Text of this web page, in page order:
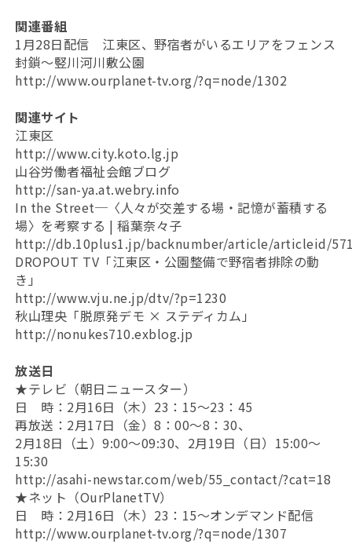
関連番組
1月28日配信 江東区、野宿者がいるエリアをフェンス
封鎖～竪川河川敷公園
http://www.ourplanet-tv.org/?q=node/1302
関連サイト
江東区
http://www.city.koto.lg.jp
山谷労働者福祉会館ブログ
http://san-ya.at.webry.info
In the Street─〈人々が交差する場・記憶が蓄積する
場〉を考察する | 稲葉奈々子
http://db.10plus1.jp/backnumber/article/articleid/
DROPOUT TV「江東区・公園整備で野宿者排除の動
き」
http://www.vju.ne.jp/dtv/?p=1230
秋山理央「脱原発デモ × ステディカム」
http://nonukes710.exblog.jp
放送日
★テレビ（朝日ニュースター）
日 時：2月16日（木）23：15～23：45
再放送：2月17日（金）8：00～8：30、
2月18日（土）9:00～09:30、2月19日（日）15:00～
15:30
http://asahi-newstar.com/web/55_contact/?cat=18
★ネット（OurPlanetTV）
日 時：2月16日（木）23：15〜オンデマンド配信
http://www.ourplanet-tv.org/?q=node/1307